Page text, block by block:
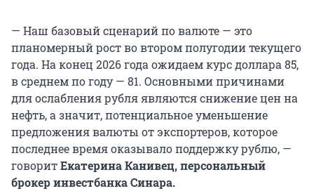
— Наш базовый сценарий по валюте — это
планомерный рост во втором полугодии текущего
года. На конец 2026 года ожидаем курс доллара 85,
в среднем по году — 81. Основными причинами
для ослабления рубля являются снижение цен на
нефть, а значит, потенциальное уменьшение
предложения валюты от экспортеров, которое
последнее время оказывало поддержку рублю, —
говоритЕкатерина Канивец, персональный
брокер инвестбанка Синара.